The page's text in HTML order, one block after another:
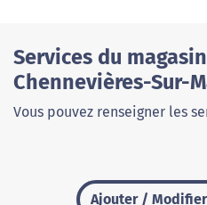
Services du
Chennevières-Sur-
Vous pouvez renseigner les
Ajouter /